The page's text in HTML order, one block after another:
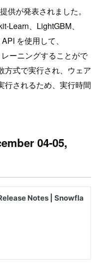
供が発表されました。
Learn、LightGBM、
を使用して、
ーニングすることがで
方式で実行され、ウェア
行されるため、実行時間
04-05,